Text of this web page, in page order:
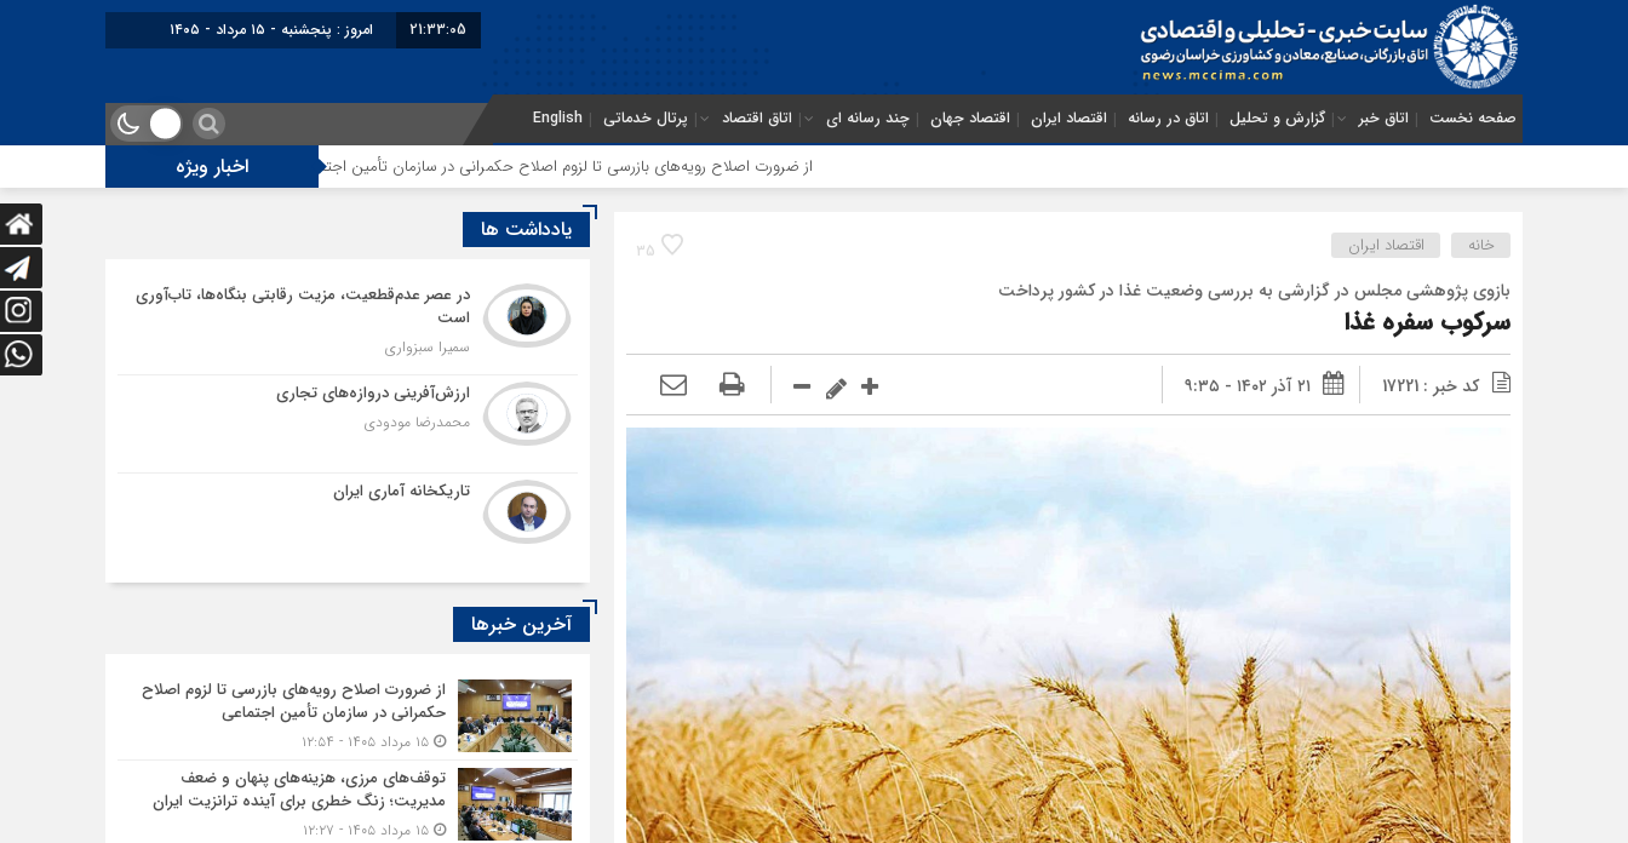
21:33:06 برابر با : Thursday - 6 August - 2026
صفحه نخست اتاق خبر گزارش و تحلیل اتاق در رسانه اقتصاد ایران اقتصاد جهان چند رسانه ای اتاق اقتصاد پرتال خدماتی English
اخبار ویژه از ضرورت اصلاح رویه‌های بازرسی تا لزوم اصلاح حکمرانی در سازمان تأمین اجتماعی توقف‌های مرزی، هزینه‌های پنهان و ضعف مدیریت؛ زنگ
35 خانه اقتصاد ایران
بازوی پژوهشی مجلس در گزارشی به بررسی وضعیت غذا در کشور پرداخت ‌
سرکوب سفره غذا
کد خبر : 17221 ۲۱ آذر ۱۴۰۲ - ۹:۳۵
یادداشت ها
در عصر عدم‌قطعیت، مزیت رقابتی بنگاه‌ها، تاب‌آوری
است
سمیرا سبزواری
ارزش‌آفرینی دروازه‌های تجاری
محمدرضا مودودی
تاریکخانه آماری ایران
آخرین خبرها
از ضرورت اصلاح رویه‌های بازرسی تا لزوم اصلاح
حکمرانی در سازمان تأمین اجتماعی
۱۵ مرداد ۱۴۰۵ - ۱۲:۵۴
توقف‌های مرزی، هزینه‌های پنهان و ضعف
مدیریت؛ زنگ خطری برای آینده ترانزیت ایران
۱۵ مرداد ۱۴۰۵ - ۱۲:۲۷